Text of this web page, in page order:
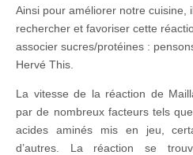
Ainsi pour améliorer notre cuisine,
rechercher et favoriser cette
associer sucres/protéines :
Hervé This.
La vitesse de la réaction de
par de nombreux facteurs tels
acides aminés mis en jeu,
d’autres. La réaction se